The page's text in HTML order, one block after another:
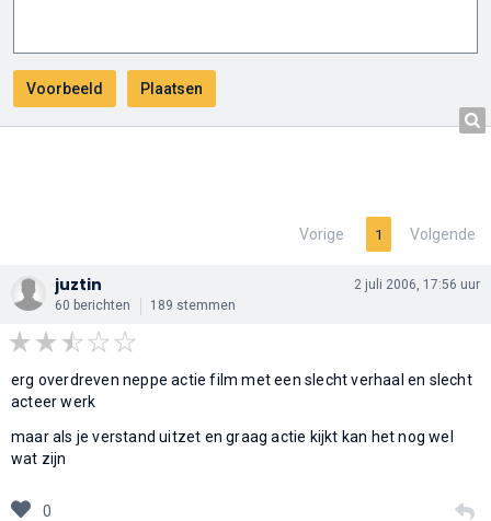
Vorige 1 Volgende
juztin
60 berichten 189 stemmen
2 juli 2006, 17:56 uur
erg overdreven neppe actie film met een slecht verhaal en slecht
acteer werk
maar als je verstand uitzet en graag actie kijkt kan het nog wel
wat zijn
0